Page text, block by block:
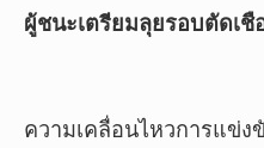
ผู้ชนะเตรียมลุยรอบตัดเชื
ความเคลื่อนไหวการแข่
2026
rights